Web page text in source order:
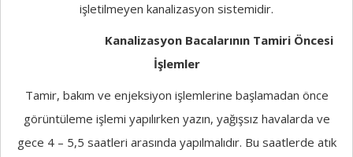
işletilmeyen kanalizasyon sistemidir.
Kanalizasyon Bacalarının Tamiri Öncesi
İşlemler
Tamir, bakım ve enjeksiyon işlemlerine başlamadan önce
görüntüleme işlemi yapılırken yazın, yağışsız havalarda ve
gece 4 – 5,5 saatleri arasında yapılmalıdır. Bu saatlerde atık